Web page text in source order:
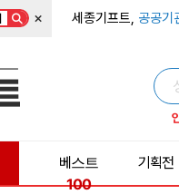
× 세종기프트, 공공기
베스트
100
기획전